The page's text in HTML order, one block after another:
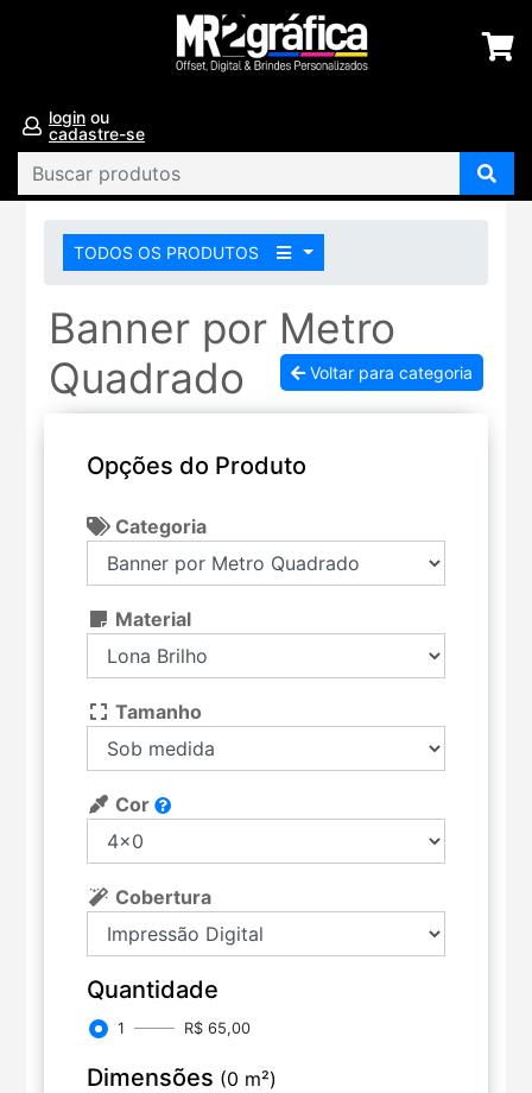
login ou
cadastre-se
TODOS OS PRODUTOS
Banner por Metro
Quadrado
Voltar para categoria
Opções do Produto
Categoria
Material
Cor
Cobertura
Tamanho
Quantidade
1 R$ 65,00
Dimensões (0 m²)